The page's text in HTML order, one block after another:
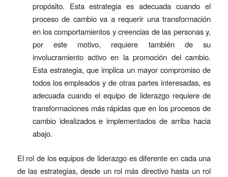
propósito. Esta estrategia es adecuada cuando el
proceso de cambio va a requerir una transformación
en los comportamientos y creencias de las personas y,
por este motivo, requiere también de su
involucramiento activo en la promoción del cambio.
Esta estrategia, que implica un mayor compromiso de
todos los empleados y de otras partes interesadas, es
adecuada cuando el equipo de liderazgo requiere de
transformaciones más rápidas que en los procesos de
cambio idealizados e implementados de arriba hacia
abajo.
El rol de los equipos de liderazgo es diferente en cada una
de las estrategias, desde un rol más directivo hasta un rol